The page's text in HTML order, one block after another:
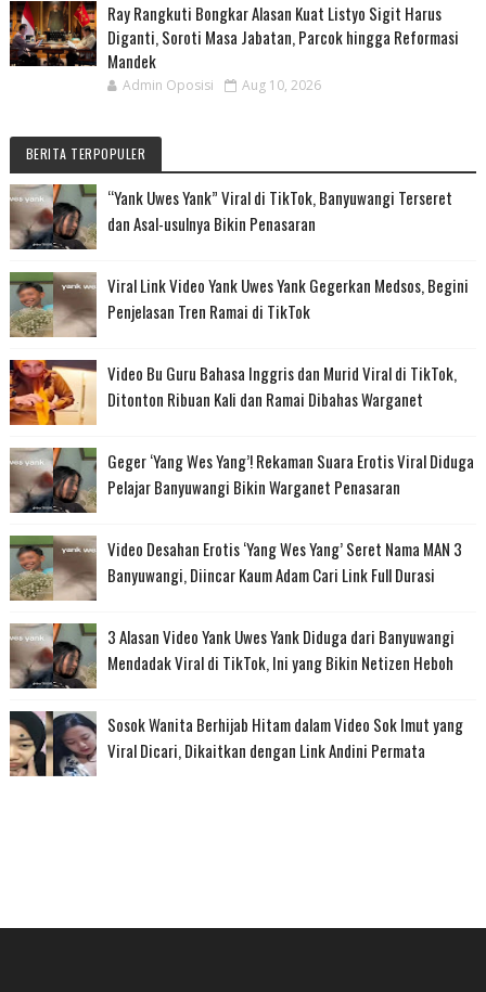
Ray Rangkuti Bongkar Alasan Kuat Listyo Sigit Harus
Diganti, Soroti Masa Jabatan, Parcok hingga Reformasi
Mandek
Admin Oposisi Aug 10, 2026
BERITA TERPOPULER
“Yank Uwes Yank” Viral di TikTok, Banyuwangi Terseret
dan Asal-usulnya Bikin Penasaran
Viral Link Video Yank Uwes Yank Gegerkan Medsos, Begini
Penjelasan Tren Ramai di TikTok
Video Bu Guru Bahasa Inggris dan Murid Viral di TikTok,
Ditonton Ribuan Kali dan Ramai Dibahas Warganet
Geger ‘Yang Wes Yang’! Rekaman Suara Erotis Viral Diduga
Pelajar Banyuwangi Bikin Warganet Penasaran
Video Desahan Erotis ‘Yang Wes Yang’ Seret Nama MAN 3
Banyuwangi, Diincar Kaum Adam Cari Link Full Durasi
3 Alasan Video Yank Uwes Yank Diduga dari Banyuwangi
Mendadak Viral di TikTok, Ini yang Bikin Netizen Heboh
Sosok Wanita Berhijab Hitam dalam Video Sok Imut yang
Viral Dicari, Dikaitkan dengan Link Andini Permata